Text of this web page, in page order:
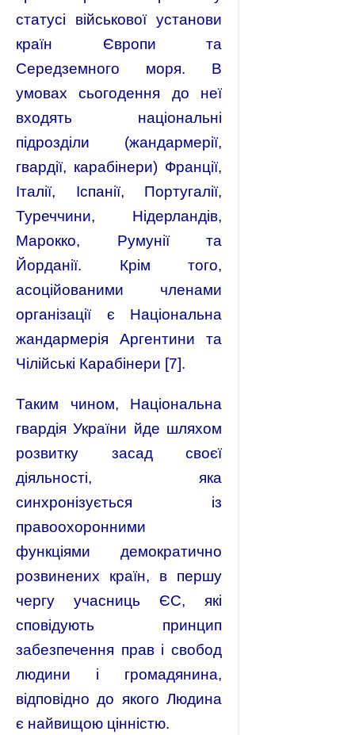
статусі військової установи
країн Європи та
Середземного моря. В
умовах сьогодення до неї
входять національні
підрозділи (жандармерії,
гвардії, карабінери) Франції,
Італії, Іспанії, Португалії,
Туреччини, Нідерландів,
Марокко, Румунії та
Йорданії. Крім того,
асоційованими членами
організації є Національна
жандармерія Аргентини та
Чілійські Карабінери [7].
Таким чином, Національна
гвардія України йде шляхом
розвитку засад своєї
діяльності, яка
синхронізується із
правоохоронними
функціями демократично
розвинених країн, в першу
чергу учасниць ЄС, які
сповідують принцип
забезпечення прав і свобод
людини і громадянина,
відповідно до якого Людина
є найвищою цінністю.